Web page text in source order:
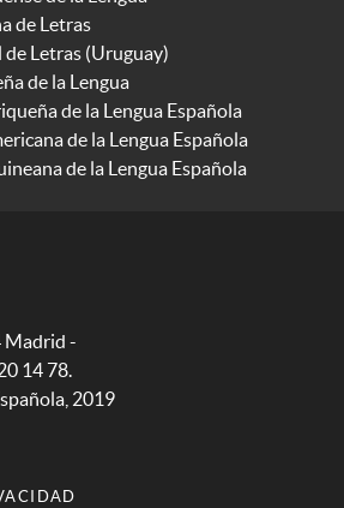
de Letras
Letras (Uruguay)
de la Lengua
de la Lengua Española
de la Lengua Española
de la Lengua Española
Madrid -
14 78.
2019